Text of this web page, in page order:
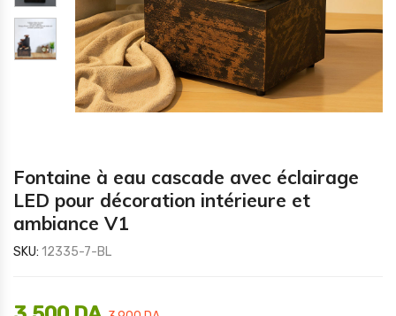
Fontaine à eau cascade avec éclairage
LED pour décoration intérieure et
ambiance V1
SKU: 12335-7-BL